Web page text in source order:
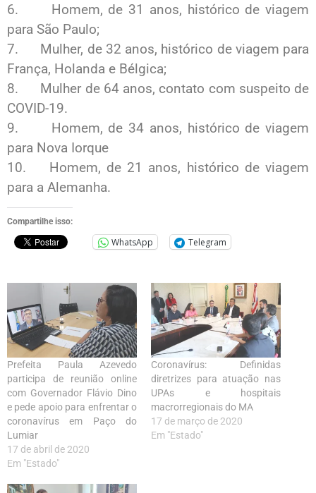
6. Homem, de 31 anos, histórico de viagem
para São Paulo;
7. Mulher, de 32 anos, histórico de viagem para
França, Holanda e Bélgica;
8. Mulher de 64 anos, contato com suspeito de
COVID-19.
9. Homem, de 34 anos, histórico de viagem
para Nova Iorque
10. Homem, de 21 anos, histórico de viagem
para a Alemanha.
Compartilhe isso:
WhatsApp Telegram
Prefeita Paula Azevedo
participa de reunião online
com Governador Flávio Dino
e pede apoio para enfrentar o
coronavírus em Paço do
Lumiar
17 de abril de 2020
Em "Estado"
Coronavírus: Definidas
diretrizes para atuação nas
UPAs e hospitais
macrorregionais do MA
17 de março de 2020
Em "Estado"